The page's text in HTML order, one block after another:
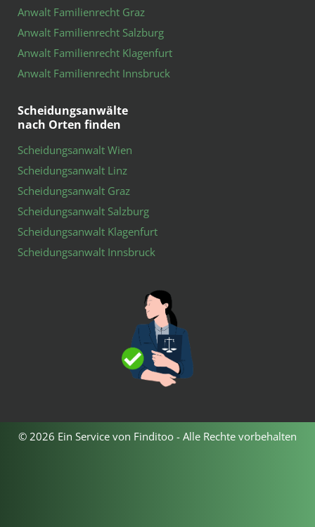
Anwalt Familienrecht Graz
Anwalt Familienrecht Salzburg
Anwalt Familienrecht Klagenfurt
Anwalt Familienrecht Innsbruck
Scheidungsanwälte
nach Orten finden
Scheidungsanwalt Wien
Scheidungsanwalt Linz
Scheidungsanwalt Graz
Scheidungsanwalt Salzburg
Scheidungsanwalt Klagenfurt
Scheidungsanwalt Innsbruck
© 2026 Ein Service von Finditoo - Alle Rechte vorbehalten